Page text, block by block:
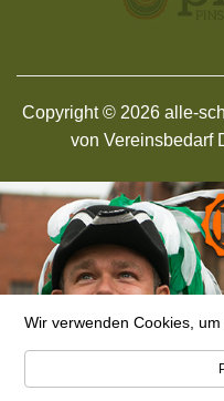
Copyright © 2026 alle-
von Vereinsbedarf
Wir verwenden Cookies,